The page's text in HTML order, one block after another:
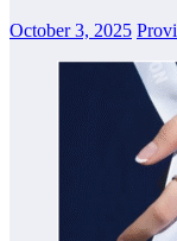
October 3, 2025